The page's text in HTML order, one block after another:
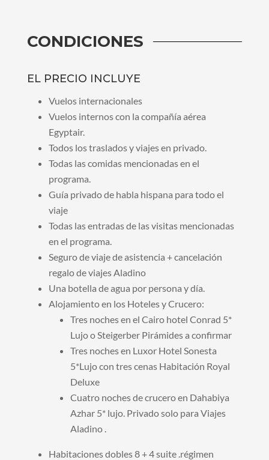
CONDICIONES
EL PRECIO INCLUYE
Vuelos internacionales
Vuelos internos con la compañía aérea
Egyptair.
Todos los traslados y viajes en privado.
Todas las comidas mencionadas en el
programa.
Guía privado de habla hispana para todo el
viaje
Todas las entradas de las visitas mencionadas
en el programa.
Seguro de viaje de asistencia + cancelación
regalo de viajes Aladino
Una botella de agua por persona y día.
Alojamiento en los Hoteles y Crucero:
Tres noches en el Cairo hotel Conrad 5*
Lujo o Steigerber Pirámides a confirmar
Tres noches en Luxor Hotel Sonesta
5*Lujo con tres cenas Habitación Royal
Deluxe
Cuatro noches de crucero en Dahabiya
Azhar 5* lujo. Privado solo para Viajes
Aladino .
Habitaciones dobles 8 + 4 suite .régimen